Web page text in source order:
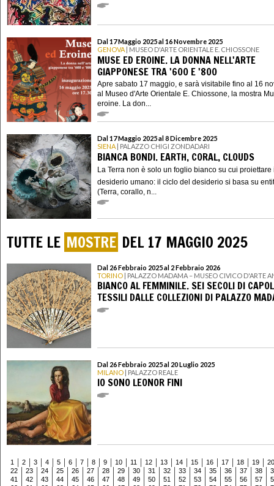
Dal 17 Maggio 2025 al 16 Novembre 2025
GENOVA | MUSEO D'ARTE ORIENTALE E. CHIOSSONE
MUSE ED EROINE. LA DONNA NELL'ARTE
GIAPPONESE TRA '600 E '800
Apre sabato 17 maggio, e sarà visitabile fino al 16
al Museo d'Arte Orientale E. Chiossone, la mostra
eroine. La don...
Dal 17 Maggio 2025 al 8 Dicembre 2025
SIENA | PALAZZO CHIGI ZONDADARI
BIANCA BONDI. EARTH, CORAL, CLOUDS
La Terra non è solo un foglio bianco su cui proiettare
desiderio umano: il ciclo del desiderio si basa su
(Terra, corallo, n...
TUTTE LE MOSTRE DEL 17 MAGGIO 2025
Dal 26 Febbraio 2025 al 2 Febbraio 2026
TORINO | PALAZZO MADAMA – MUSEO CIVICO D'ARTE
BIANCO AL FEMMINILE. SEI SECOLI DI
TESSILI DALLE COLLEZIONI DI PALAZZO
Dal 26 Febbraio 2025 al 20 Luglio 2025
MILANO | PALAZZO REALE
IO SONO LEONOR FINI
1 2 3 4 5 6 7 8 9 10 11 12 13 14 15 16 17 18 19
20
22
23 24 25 26 27 28 29 30 31 32 33 34 35 36 37 38
41
42 43 44 45 46 47 48 49 50 51 52 53 54 55 56 57